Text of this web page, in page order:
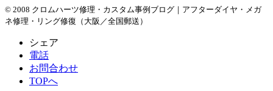
© 2008 クロムハーツ修理・カスタム事例ブログ｜アフターダイヤ・メガ
ネ修理・リング修復（大阪／全国郵送）
シェア
電話
お問合わせ
TOPへ